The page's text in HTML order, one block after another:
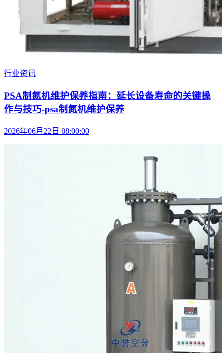
行业资讯
PSA制氮机维护保养指南：延长设备寿命的关键操
作与技巧-psa制氮机维护保养
2026年06月22日 08:00:00